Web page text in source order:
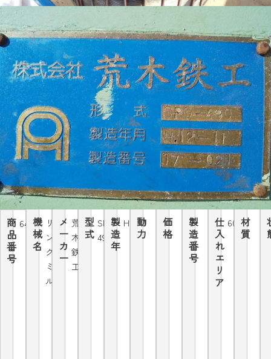
商
品
番
号
6475機
械
名
リ
ン
グ
ミ
ル
メ
ー
カ
ー
荒
木
鉄
工
型
式
SRG-
490
製
造
年
H12.11
動
力
価
格
製
造
番
号
仕
入
れ
エ
リ
ア
60Hz
材
質